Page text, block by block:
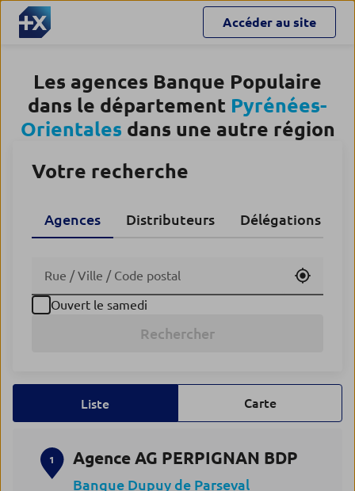
Accéder au site
Les agences Banque Populaire
dans le département Pyrénées-
Orientales dans une autre région
Votre recherche
Agences Distributeurs Délégations
Utiliser
Ouvert le samedi
Rechercher
Liste Carte
1 Agence AG PERPIGNAN BDP
Banque Dupuy de Parseval